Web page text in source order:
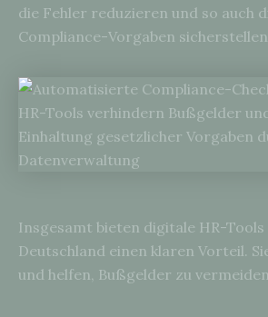
die Fehler reduzieren und so auch
Compliance-Vorgaben
Insgesamt bieten digitale HR-
Deutschland einen klaren Vorteil.
und helfen, Bußgelder zu